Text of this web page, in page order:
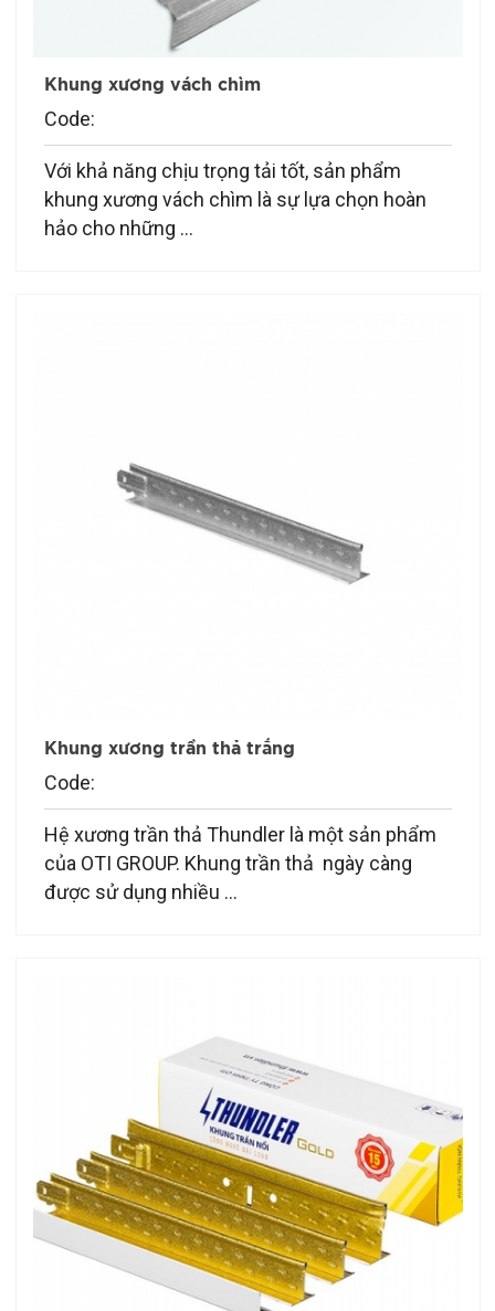
Khung xương vách chìm
Code:
Với khả năng chịu trọng tải tốt, sản phẩm
khung xương vách chìm là sự lựa chọn hoàn
hảo cho những ...
Khung xương trần thả trắng
Code:
Hệ xương trần thả Thundler là một sản phẩm
của OTI GROUP. Khung trần thả ngày càng
được sử dụng nhiều ...